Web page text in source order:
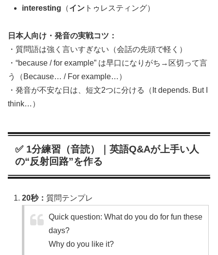
interesting （イン トゥレスティング）
日本人向け・発音の実戦コツ：
・質問語は強く言いすぎない（会話の先頭で軽く）
・“because / for example” は早口になりがち→区切って言
う（Because… / For example…）
・発音が不安な日は、短文2つに分ける（It depends. But I
think…）
✅ 1分練習（音読）｜英語Q&Aが上手い人
の“反射回路”を作る
20秒： 質問テンプレ
Quick question: What do you do for fun these
days?
Why do you like it?